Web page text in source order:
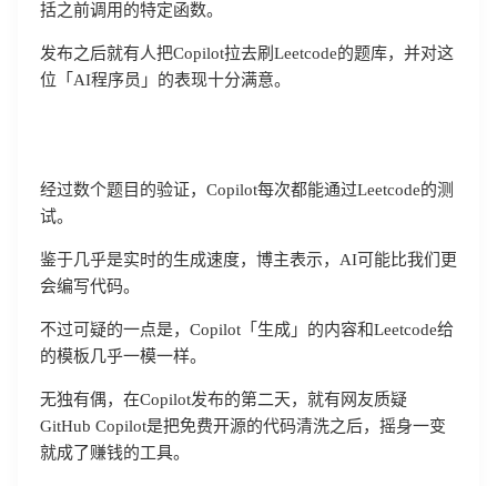
括之前调用的特定函数。
发布之后就有人把Copilot拉去刷Leetcode的题库，并对这
位「AI程序员」的表现十分满意。
经过数个题目的验证，Copilot每次都能通过Leetcode的测
试。
鉴于几乎是实时的生成速度，博主表示，AI可能比我们更
会编写代码。
不过可疑的一点是，Copilot「生成」的内容和Leetcode给
的模板几乎一模一样。
无独有偶，在Copilot发布的第二天，就有网友质疑
GitHub Copilot是把免费开源的代码清洗之后，摇身一变
就成了赚钱的工具。